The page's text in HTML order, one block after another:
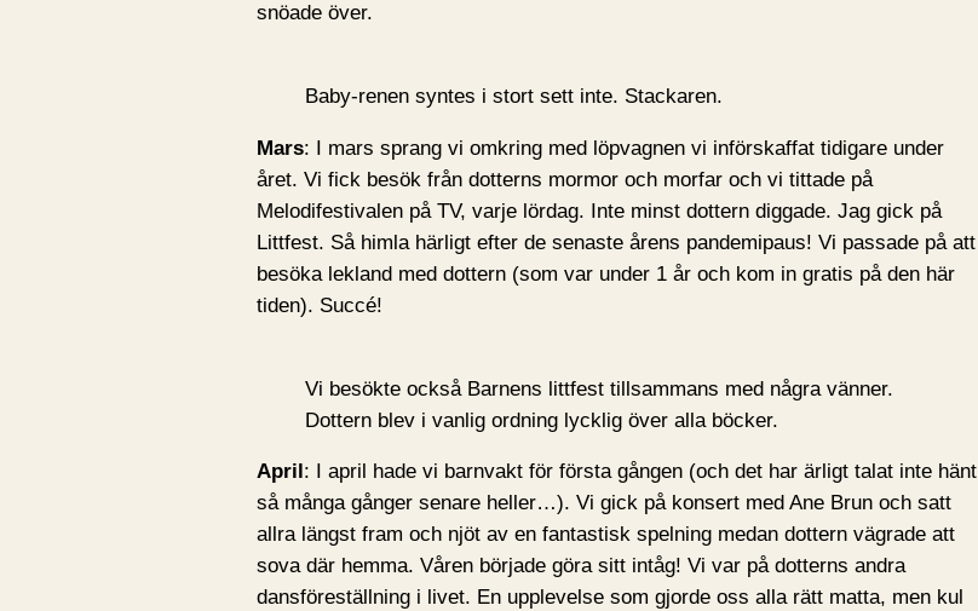
snöade över.
Baby-renen syntes i stort sett inte. Stackaren.
Mars: I mars sprang vi omkring med löpvagnen vi införskaffat tidigare under
året. Vi fick besök från dotterns mormor och morfar och vi tittade på
Melodifestivalen på TV, varje lördag. Inte minst dottern diggade. Jag gick på
Littfest. Så himla härligt efter de senaste årens pandemipaus! Vi passade på att
besöka lekland med dottern (som var under 1 år och kom in gratis på den här
tiden). Succé!
Vi besökte också Barnens littfest tillsammans med några vänner.
Dottern blev i vanlig ordning lycklig över alla böcker.
April : I april hade vi barnvakt för första gången (och det har ärligt talat inte hänt
så många gånger senare heller…). Vi gick på konsert med Ane Brun och satt
allra längst fram och njöt av en fantastisk spelning medan dottern vägrade att
sova där hemma. Våren började göra sitt intåg! Vi var på dotterns andra
dansföreställning i livet. En upplevelse som gjorde oss alla rätt matta, men kul